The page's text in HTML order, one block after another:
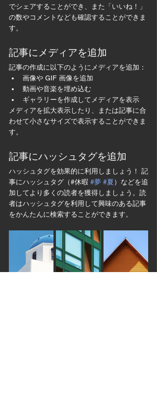
でシェアすることができ、また「いいね！」
の数やコメントなども確認することができま
す。
記事にメディアを追加
記事の作成に以下のようにメディアを追加：
画像や GIF 画像を追加
動画や音楽を埋め込む
ギャラリーを作成してメディアを表示
メディアを拡大表示したり、または記事に合
わせて小さなサイズで表示することができま
す。
記事にハッシュタグを追加
ハッシュタグを効果的に利用しましょう！ 記
事にハッシュタグ（#休暇 #夢 #夏）などを追
加してより多くの読者を獲得しましょう。読
者はハッシュタグを利用して興味のある記事
をかんたんに検索することができます。